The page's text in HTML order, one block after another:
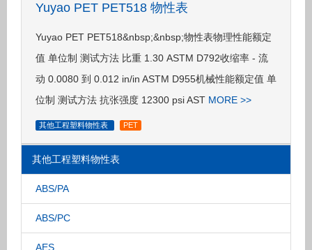
Yuyao PET PET518 物性表
Yuyao PET PET518&nbsp;&nbsp;物性表物理性能额定
值 单位制 测试方法 比重 1.30 ASTM D792收缩率 - 流
动 0.0080 到 0.012 in/in ASTM D955机械性能额定值 单
位制 测试方法 抗张强度 12300 psi AST MORE >>
其他工程塑料物性表 PET
其他工程塑料物性表
ABS/PA
ABS/PC
AES